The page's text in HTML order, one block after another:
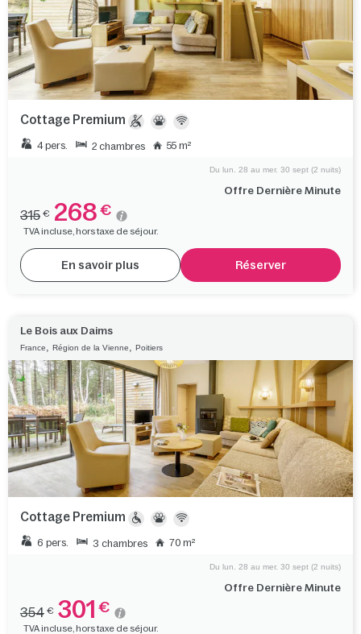
Cottage Premium
4 pers. 2 chambres 55 m²
Offre Dernière Minute
Du lun. 28 au mer. 30 sept (2 nuits)
315 € 268 €
TVA incluse, hors taxe de séjour.
En savoir plus Réserver
Le Bois aux Daims
France Région de la Vienne Poitiers
Cottage Premium
6 pers. 3 chambres 70 m²
Offre Dernière Minute
Du lun. 28 au mer. 30 sept (2 nuits)
354 € 301 €
TVA incluse, hors taxe de séjour.